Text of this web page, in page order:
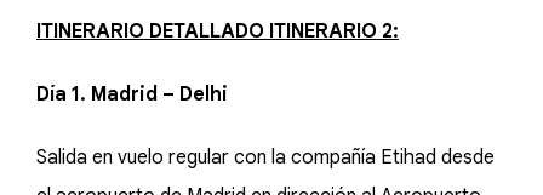
ITINERARIO DETALLADO ITINERARIO 2:
Día 1. Madrid – Delhi
Salida en vuelo regular con la compañía Etihad desde